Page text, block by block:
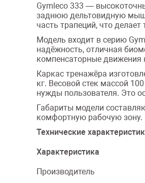
Gymleco 333 —
заднюю дельтовидную
часть трапеций, что
Модель входит в серию
надёжность, отличная
компенсаторные движения
Каркас тренажёра
кг. Весовой стек массой
нужды пользователя. Это
Габариты модели
комфортную рабочую зону.
Технические
Характеристика
Производитель